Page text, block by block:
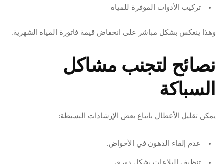
تركيب الأدوات الموفرة للمياه.
وهذا ينعكس بشكل مباشر على انخفاض قيمة فاتورة المياه الشهرية.
نصائح لتجنب مشاكل
السباكة
يمكن تقليل الأعطال باتباع بعض الإرشادات البسيطة:
عدم إلقاء الدهون في الأحواض.
تنظيف البلاعات بشكل دوري.